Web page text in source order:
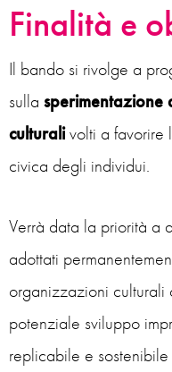
Finalità e
Il bando si rivolge a
sulla sperimentazione
culturalivolti a favorire
civica degli individui.
Verrà data la priorità a
adottati
organizzazioni
potenziale sviluppo
replicabile e